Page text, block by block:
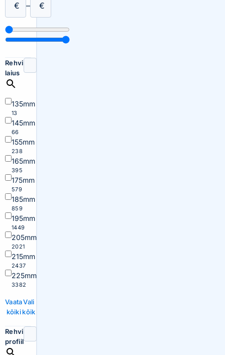
€ – €
Rehvi
laius
135mm
13
145mm
66
155mm
238
165mm
395
175mm
579
185mm
859
195mm
1449
205mm
2021
215mm
2437
225mm
3382
Vaata
kõiki
Vali
kõik
Rehvi
profiil